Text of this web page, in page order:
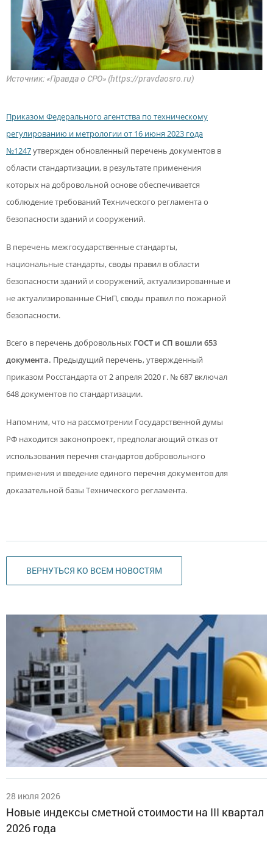
Источник: «Правда о СРО» (https://pravdaosro.ru)
Приказом Федерального агентства по техническому
регулированию и метрологии от 16 июня 2023 года
№1247утвержден обновленный перечень документов в
области стандартизации, в результате применения
которых на добровольной основе обеспечивается
соблюдение требований Технического регламента о
безопасности зданий и сооружений.
В перечень межгосударственные стандарты,
национальные стандарты, своды правил в области
безопасности зданий и сооружений, актуализированные и
не актуализированные СНиП, своды правил по пожарной
безопасности.
Всего в перечень добровольных ГОСТ и СП вошли 653
документа. Предыдущий перечень, утвержденный
приказом Росстандарта от 2 апреля 2020 г. № 687 включал
648 документов по стандартизации.
Напомним, что на рассмотрении Государственной думы
РФ находится законопроект, предполагающий отказ от
использования перечня стандартов добровольного
применения и введение единого перечня документов для
доказательной базы Технического регламента.
ВЕРНУТЬСЯ КО ВСЕМ НОВОСТЯМ
28 июля 2026
Новые индексы сметной стоимости на III квартал
2026 года